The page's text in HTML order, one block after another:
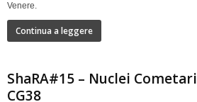
Venere.
Continua a leggere
ShaRA#15 – Nuclei Cometari
CG38